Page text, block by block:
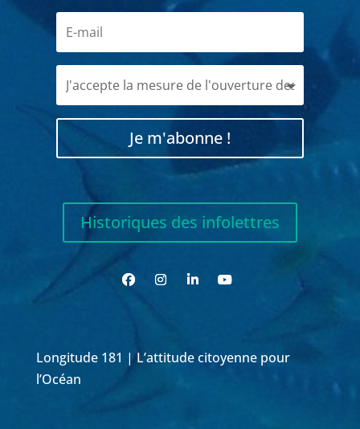
Je m'abonne !
Historiques des infolettres
Longitude 181 | L’attitude citoyenne pour
l’Océan